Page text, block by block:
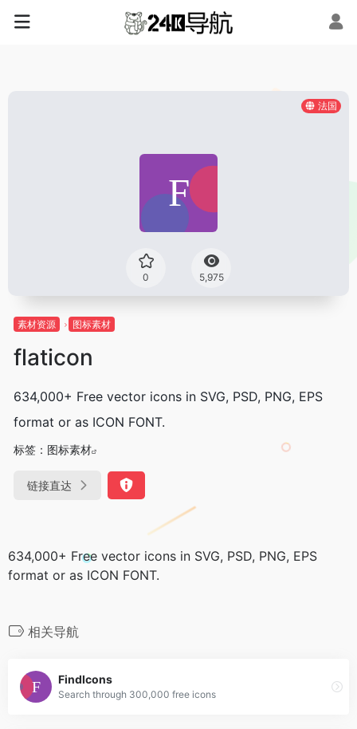
法国
0 5,975
素材资源 图标素材
flaticon
634,000+ Free vector icons in SVG, PSD, PNG, EPS
format or as ICON FONT.
标签： 图标素材
链接直达
634,000+ Free vector icons in SVG, PSD, PNG, EPS
format or as ICON FONT.
相关导航
FindIcons
Search through 300,000 free icons